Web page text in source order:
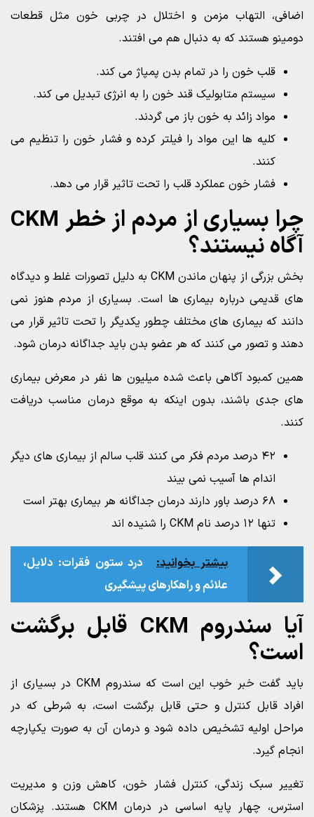
اضافی، التهاب مزمن و اختلال در چربی خون مثل قطعات
دومينو هستند که به دنبال هم می افتند.
قلب خون را در تمام بدن پمپاژ می کند.
سیستم متابولیک قند خون را به انرژی تبدیل می کند.
مواد زائد به خون باز می گردند.
کلیه ها اين مواد را فیلتر کرده و فشار خون را تنظیم می
کنند.
فشار خون عملکرد قلب را تحت تاثیر قرار می دهد.
چرا بسياری از مردم از خطر CKM
آگاه نيستند؟
بخش بزرگی از پنهان ماندن CKM به دلیل تصورات غلط و دیدگاه
های قدیمی درباره بیماری ها است. بسیاری از مردم هنوز نمی
دانند که بیماری های مختلف چطور یکديگر را تحت تاثیر قرار می
دهند و تصور می کنند که هر عضو بدن باید جداگانه درمان شود.
همین کمبود آگاهی باعث شده میلیون ها نفر در معرض بیماری
های جدی باشند، بدون اینکه به موقع درمان مناسب دریافت
کنند.
۴۲ درصد مردم فکر می کنند قلب سالم از بیماری های دیگر
اندام ها آسیب نمی بیند
۶۸ درصد باور دارند درمان جداگانه هر بیماری بهتر است
تنها ۱۲ درصد نام CKM را شنیده اند
بیشتر بخوانید:
درد ستون فقرات: دلایل،
علائم و راهکارهای پیشگیری
آيا سندروم CKM قابل برگشت
است؟
باید گفت خبر خوب این است که سندروم CKM در بسیاری از
افراد قابل کنترل و حتی قابل برگشت است، به شرطی که در
مراحل اولیه تشخیص داده شود و درمان آن به صورت یکپارچه
انجام گیرد.
تغییر سبک زندگی، کنترل فشار خون، کاهش وزن و مدیریت
استرس، چهار پایه اساسی در درمان CKM هستند. پزشکان